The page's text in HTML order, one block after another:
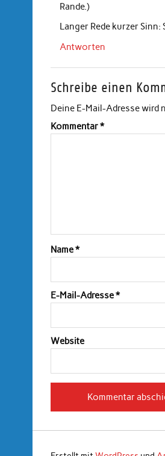
Rande.)
Langer Rede kurzer
Antworten
Schreibe einen
Deine E-Mail-Adresse
Kommentar*
Name*
E-Mail-Adresse*
Website